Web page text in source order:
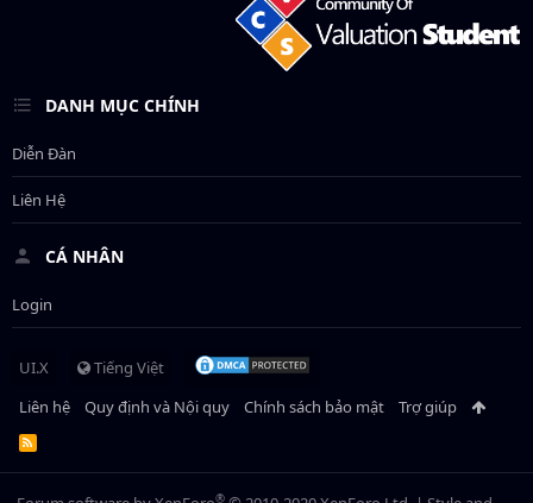
DANH MỤC CHÍNH
Diễn Đàn
Liên Hệ
CÁ NHÂN
Login
UI.X
Tiếng Việt
Liên hệ
Quy định và Nội quy Chính sách bảo mật Trợ giúp
R
S
S
®